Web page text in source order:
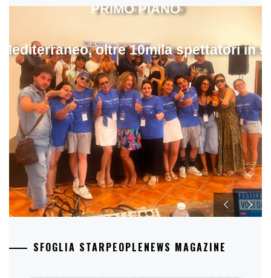
oltre 10mila spettatori in
PRIMO PIANO
SFOGLIA STARPEOPLENEWS MAGAZINE